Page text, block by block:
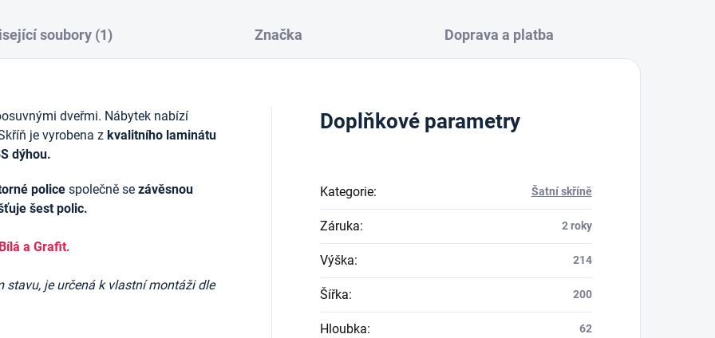
soubory (1) Značka Doprava a platba
dveřmi. Nábytek nabízí
je vyrobena z kvalitního laminátu
dýhou.
police společně se závěsnou
šest polic.
Bílá a Grafit.
stavu, je určená k vlastní montáži dle
Doplňkové parametry
Kategorie: Šatní skříně
Záruka: 2 roky
Výška: 214
Šířka: 200
Hloubka: 62